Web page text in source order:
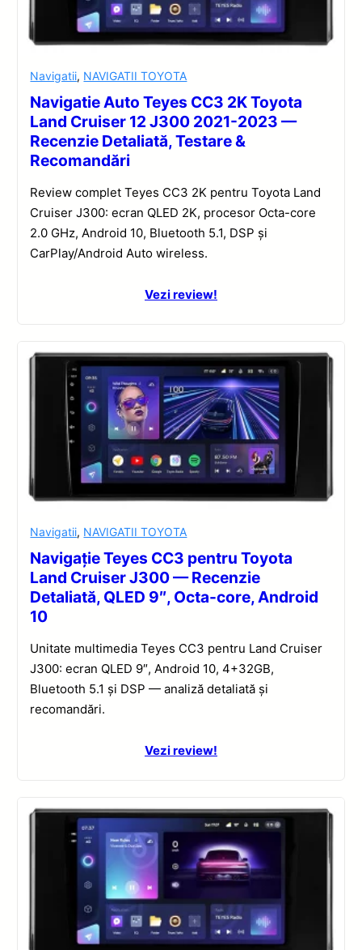
Navigatii, NAVIGATII TOYOTA
Navigatie Auto Teyes CC3 2K Toyota
Land Cruiser 12 J300 2021-2023 —
Recenzie Detaliată, Testare &
Recomandări
Review complet Teyes CC3 2K pentru Toyota Land
Cruiser J300: ecran QLED 2K, procesor Octa-core
2.0 GHz, Android 10, Bluetooth 5.1, DSP și
CarPlay/Android Auto wireless.
Vezi review!
Navigatii, NAVIGATII TOYOTA
Navigație Teyes CC3 pentru Toyota
Land Cruiser J300 — Recenzie
Detaliată, QLED 9″, Octa-core, Android
10
Unitate multimedia Teyes CC3 pentru Land Cruiser
J300: ecran QLED 9″, Android 10, 4+32GB,
Bluetooth 5.1 și DSP — analiză detaliată și
recomandări.
Vezi review!